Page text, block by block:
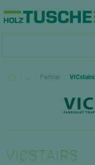
... Partner VICstairs
VICSTAIRS